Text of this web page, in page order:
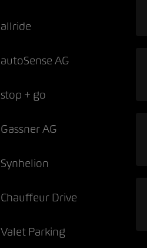
allride
autoSense AG
stop + go
Gassner AG
Synhelion
Chauffeur Drive
Valet Parking